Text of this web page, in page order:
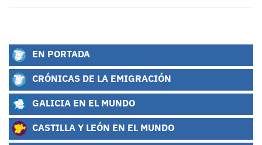
EN PORTADA
CRÓNICAS DE LA EMIGRACIÓN
GALICIA EN EL MUNDO
CASTILLA Y LEÓN EN EL MUNDO